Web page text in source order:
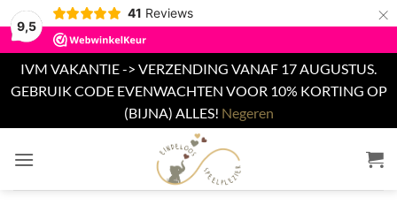
9,5
41 Reviews ×
IVM VAKANTIE -> VERZENDING VANAF 17 AUGUSTUS.
GEBRUIK CODE EVENWACHTEN VOOR 10% KORTING OP
(BIJNA) ALLES! Negeren
naar